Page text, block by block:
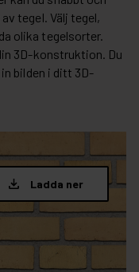
tegel. Välj tegel,
olika tegelsorter.
3D-konstruktion. Du
bilden i ditt 3D-